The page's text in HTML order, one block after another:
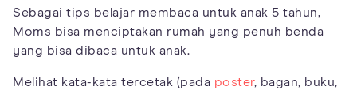
Sebagai tips belajar membaca untuk anak 5 tahun,
Moms bisa menciptakan rumah yang penuh benda
yang bisa dibaca untuk anak.
Melihat kata-kata tercetak (pada poster, bagan, buku,